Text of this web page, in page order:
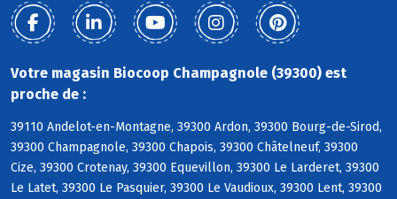
Votre magasin Biocoop Champagnole (39300) est
proche de :
39110 Andelot-en-Montagne, 39300 Ardon, 39300 Bourg-de-Sirod,
39300 Champagnole, 39300 Chapois, 39300 Châtelneuf, 39300
Cize, 39300 Crotenay, 39300 Equevillon, 39300 Le Larderet, 39300
Le Latet, 39300 Le Pasquier, 39300 Le Vaudioux, 39300 Lent, 39300